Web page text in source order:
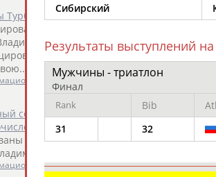
Турбаевский, Полянский и Брюханов не
за употребление эритропоэтина
Турбаевский и Александр
триатлонисты [Полянский ,
агентство СТАДИОН
союз триатлона ввел санкции против
нарушениями
триатлонисты Александр Брюханков
Турбаевский (четыре года). ...
агентство СТАДИОН)
Сибирский
Результаты выступлений
Мужчины - триатлон
Финал
Rank Bib
31
32